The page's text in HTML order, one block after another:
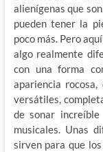
alienígenas que
pueden tener la
poco más. Pero
algo realmente
con una forma
apariencia
versátiles,
de sonar
musicales. Unas
sirven para que